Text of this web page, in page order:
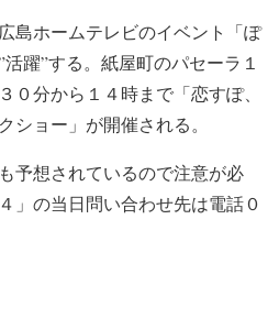
島ホームテレビのイベント「ぽ
躍”する。紙屋町のパセーラ１
０分から１４時まで「恋すぽ、
ショー」が開催される。
予想されているので注意が必
」の当日問い合わせ先は電話０